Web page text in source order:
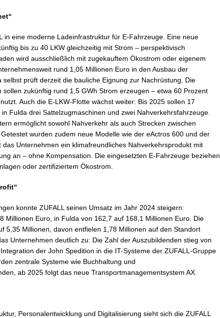
in eine moderne Ladeinfrastruktur für E-Fahrzeuge. Eine neue
bis zu 40 LKW gleichzeitig mit Strom – perspektivisch
wird ausschließlich mit zugekauftem Ökostrom oder eigenem
rund 1,05 Millionen Euro in den Ausbau der
prüft derzeit die bauliche Eignung zur Nachrüstung. Die
zukünftig rund 1,5 GWh Strom erzeugen – etwa 60 Prozent
Auch die E-LKW-Flotte wächst weiter: Bis 2025 sollen 17
Fulda drei Sattelzugmaschinen und zwei Nahverkehrsfahrzeuge.
ermöglicht sowohl Nahverkehr als auch Strecken zwischen
wurden zudem neue Modelle wie der eActros 600 und der
Unternehmen ein klimafreundliches Nahverkehrsprodukt mit
an – ohne Kompensation. Die eingesetzten E-Fahrzeuge beziehen
oder zertifiziertem Ökostrom.
konnte ZUFALL seinen Umsatz im Jahr 2024 steigern:
Millionen Euro, in Fulda von 162,7 auf 168,1 Millionen Euro. Die
5,35 Millionen, davon entfielen 1,78 Millionen auf den Standort
Unternehmen deutlich zu: Die Zahl der Auszubildenden stieg von
der John Spedition in die IT-Systeme der ZUFALL-Gruppe
zentrale Systeme wie Buchhaltung und
ab 2025 folgt das neue Transportmanagementsystem AX.
Personalentwicklung und Digitalisierung sieht sich die ZUFALL